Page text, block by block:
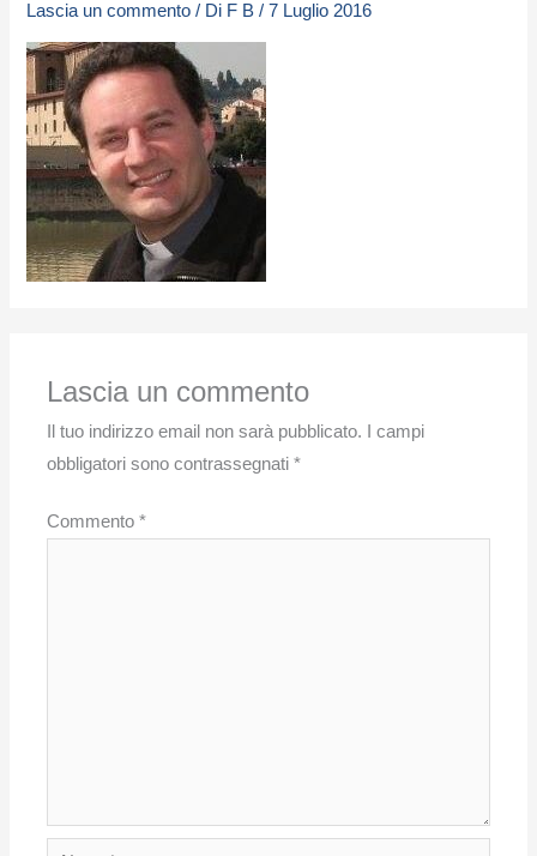
Lascia un commento / Di F B/7 Luglio 2016
Lascia un commento
Il tuo indirizzo email non sarà pubblicato. I campi
obbligatori sono contrassegnati*
Commento*